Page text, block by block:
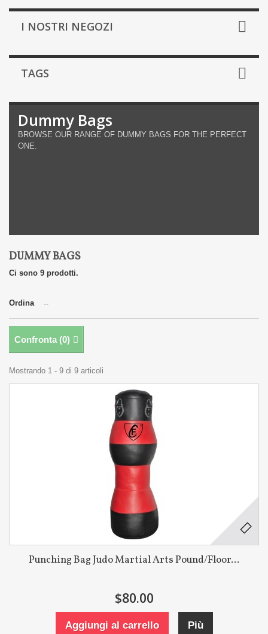
I NOSTRI NEGOZI
TAGS
Dummy Bags
BROWSE OUR RANGE OF DUMMY BAGS FOR THE PERFECT
ONE.
DUMMY BAGS
Ci sono 9 prodotti.
Ordina --
Confronta (0)
Mostrando 1 - 9 di 9 articoli
Punching Bag Judo Martial Arts Pound/Floor...
$80.00
Aggiungi al carrello Più